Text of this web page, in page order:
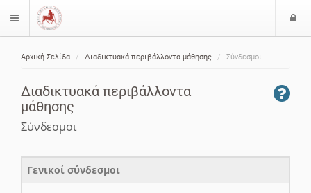
$langMenu
Αρχική Σελίδα Διαδικτυακά περιβάλλοντα μάθησης Σύνδεσμοι
Διαδικτυακά περιβάλλοντα
μάθησης
Σύνδεσμοι
Γενικοί σύνδεσμοι